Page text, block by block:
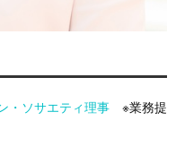
・ソサエティ理事 ※業務提